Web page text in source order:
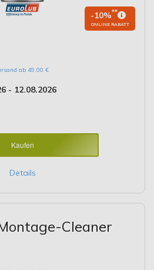
-10%**
ONLINE RABATT
ab 49,00 €
- 12.08.2026
Kaufen
Details
Cleaner